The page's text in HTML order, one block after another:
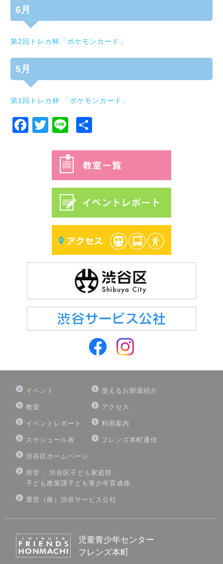
6月
第2回トレカ杯「ポケモンカード」
5月
第1回トレカ杯 「ポケモンカード」
Facebook
Twitter
Line
イベント
教室
イベントレポート
スケジュール表
使えるお部屋紹介
アクセス
利用案内
フレンズ本町通信
渋谷区ホームページ
所管： 渋谷区子ども家庭部
子ども政策課子ども青少年育成係
運営（株）渋谷サービス公社
児童青少年センター
フレンズ本町